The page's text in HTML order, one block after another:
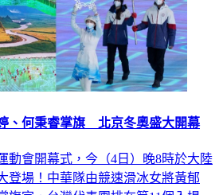
、何秉睿掌旗 北京冬奧盛大開幕
動會開幕式，今（4日）晚8時於大陸
登場！中華隊由競速滑冰女將黃郁